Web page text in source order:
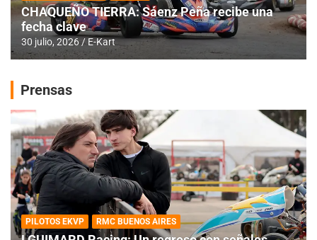
CHAQUEÑO TIERRA: Sáenz Peña recibe una
fecha clave
30 julio, 2026 E-Kart
Prensas
PILOTOS EKVP RMC BUENOS AIRES